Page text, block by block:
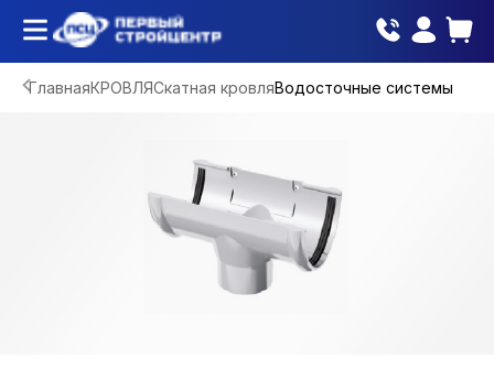
ГлавнаяКРОВЛЯСкатная кровляВодосточные системы